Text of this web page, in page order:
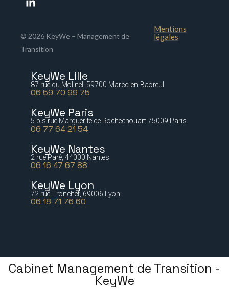
© 2026 KeyWe – Management de
Transition
Mentions
légales
KeyWe Lille
87 rue du Molinel, 59700 Marcq-en-Baoreul
06 59 70 99 75
KeyWe Paris
5 bis rue Marguerite de Rochechouart 75009 Paris
06 77 64 21 54
KeyWe Nantes
2 rue Paré, 44000 Nantes
06 16 47 67 88
KeyWe Lyon
72 rue Tronchet, 69006 Lyon
06 18 71 76 60
Cabinet Management de Transition -
KeyWe